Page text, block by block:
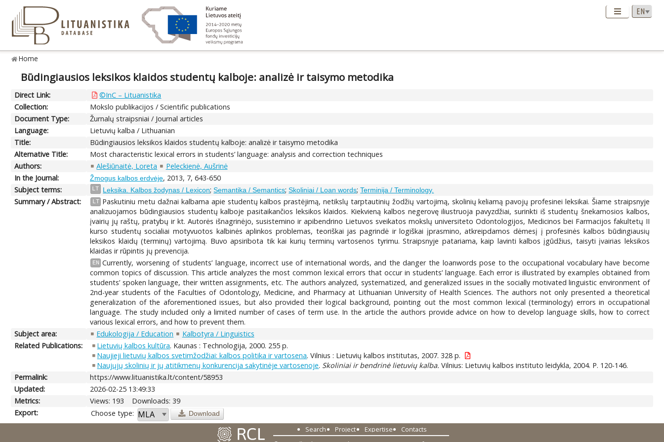
Home
Būdingiausios leksikos klaidos studentų kalboje: analizė ir taisymo metodika
Direct Link:
©InC – Lituanistika
Collection:
Mokslo publikacijos / Scientific publications
Document Type:
Žurnalų straipsniai / Journal articles
Language:
Lietuvių kalba / Lithuanian
Title:
Būdingiausios leksikos klaidos studentų kalboje: analizė ir taisymo metodika
Alternative Title:
Most characteristic lexical errors in students’ language: analysis and correction techniques
Authors:
Alešiūnaitė, Loreta
Peleckienė, Aušrinė
In the Journal:
Žmogus kalbos erdvėje, 2013, 7, 643-650
Subject terms:
LT Leksika. Kalbos žodynas / Lexicon;Semantika / Semantics;Skoliniai / Loan words;Terminija / Terminology.
Summary / Abstract: LT Paskutiniu metu dažnai kalbama apie studentų kalbos prastėjimą, netikslų tarptautinių žodžių vartojimą, skolinių keliamą pavojų profesinei leksikai. Šiame straipsnyje
analizuojamos būdingiausios studentų kalboje pasitaikančios leksikos klaidos. Kiekvieną kalbos negerovę iliustruoja pavyzdžiai, surinkti iš studentų šnekamosios kalbos,
įvairių jų raštų, pratybų ir kt. Autorės išnagrinėjo, susistemino ir apibendrino Lietuvos sveikatos mokslų universiteto Odontologijos, Medicinos bei Farmacijos fakultetų II
kurso studentų socialiai motyvuotos kalbinės aplinkos problemas, teoriškai jas pagrindė ir logiškai įprasmino, atkreipdamos dėmesį į profesinės kalbos būdingiausių
leksikos klaidų (terminų) vartojimą. Buvo apsiribota tik kai kurių terminų vartosenos tyrimu. Straipsnyje patariama, kaip lavinti kalbos įgūdžius, taisyti įvairias leksikos
klaidas ir rūpintis jų prevencija.
EN Currently, worsening of students’ language, incorrect use of international words, and the danger the loanwords pose to the occupational vocabulary have become
common topics of discussion. This article analyzes the most common lexical errors that occur in students’ language. Each error is illustrated by examples obtained from
students’ spoken language, their written assignments, etc. The authors analyzed, systematized, and generalized issues in the socially motivated linguistic environment of
2nd-year students of the Faculties of Odontology, Medicine, and Pharmacy at Lithuanian University of Health Sciences. The authors not only presented a theoretical
generalization of the aforementioned issues, but also provided their logical background, pointing out the most common lexical (terminology) errors in occupational
language. The study included only a limited number of cases of term use. In the article the authors provide advice on how to develop language skills, how to correct
various lexical errors, and how to prevent them.
Subject area:
Edukologija / Education
Kalbotyra / Linguistics
Related Publications:
Lietuvių kalbos kultūra. Kaunas : Technologija, 2000. 255 p.
Naujieji lietuvių kalbos svetimžodžiai: kalbos politika ir vartosena. Vilnius : Lietuvių kalbos institutas, 2007. 328 p.
Naujųjų skolinių ir jų atitikmenų konkurencija sakytinėje vartosenoje. Skoliniai ir bendrinė lietuvių kalba. Vilnius: Lietuvių kalbos instituto leidykla, 2004. P. 120-146.
Permalink:
https://www.lituanistika.lt/content/58953
Updated:
2026-02-25 13:49:33
Metrics:
Views: 193
Downloads: 39
Export:
Choose type: Download
Search Project Expertise
Contacts